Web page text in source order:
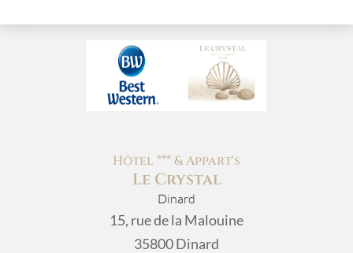
Hôtel *** & Appart's
Le Crystal
Dinard
15, rue de la Malouine
35800 Dinard